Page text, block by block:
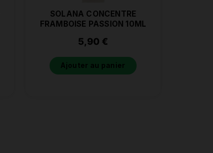
SOLANA CONCENTRE
FRAMBOISE PASSION 10ML
5,90 €
Ajouter au panier